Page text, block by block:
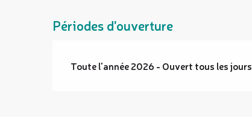
Périodes d'ouverture
Toute l'année 2026 - Ouvert tous les jours